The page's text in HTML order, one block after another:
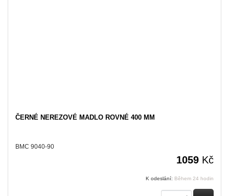
ČERNÉ NEREZOVÉ MADLO ROVNÉ 400 MM
BMC 9040-90
1059 Kč
K odeslání: Během 24 hodin